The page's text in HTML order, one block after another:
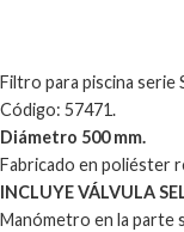
Filtro para piscina serie
Código: 57471.
Diámetro 500 mm.
Fabricado en poliéster
INCLUYE VÁLVULA
Manómetro en la parte